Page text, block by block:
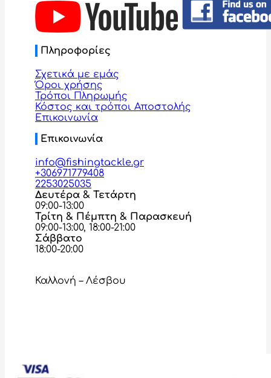
Πληροφορίες
Σχετικά με εμάς
Όροι χρήσης
Τρόποι Πληρωμής
Κόστος και τρόποι Αποστολής
Επικοινωνία
Επικοινωνία
info@fishingtackle.gr
+306971779408
2253025035
Δευτέρα & Τετάρτη
09:00-13:00
Τρίτη & Πέμπτη & Παρασκευή
09:00-13:00, 18:00-21:00
Σάββατο
18:00-20:00
Καλλονή – Λέσβου